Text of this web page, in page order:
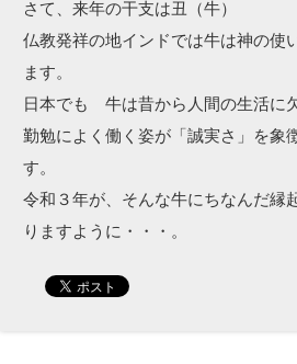
さて、来年の干支は丑（牛）
仏教発祥の地インドでは牛は神の使
ます。
日本でも 牛は昔から人間の生活に
勤勉によく働く姿が「誠実さ」を象
す。
令和３年が、そんな牛にちなんだ縁
りますように・・・。